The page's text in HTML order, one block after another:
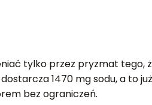
tylko przez pryzmat tego, że
1470 mg sodu, a to
bez ograniczeń.